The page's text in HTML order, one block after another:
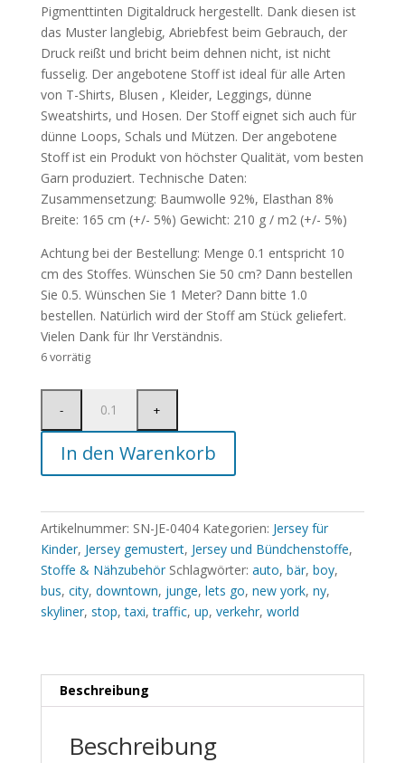
Pigmenttinten Digitaldruck hergestellt. Dank diesen ist
das Muster langlebig, Abriebfest beim Gebrauch, der
Druck reißt und bricht beim dehnen nicht, ist nicht
fusselig. Der angebotene Stoff ist ideal für alle Arten
von T-Shirts, Blusen , Kleider, Leggings, dünne
Sweatshirts, und Hosen. Der Stoff eignet sich auch für
dünne Loops, Schals und Mützen. Der angebotene
Stoff ist ein Produkt von höchster Qualität, vom besten
Garn produziert. Technische Daten:
Zusammensetzung: Baumwolle 92%, Elasthan 8%
Breite: 165 cm (+/- 5%) Gewicht: 210 g / m2 (+/- 5%)
Achtung bei der Bestellung: Menge 0.1 entspricht 10
cm des Stoffes. Wünschen Sie 50 cm? Dann bestellen
Sie 0.5. Wünschen Sie 1 Meter? Dann bitte 1.0
bestellen. Natürlich wird der Stoff am Stück geliefert.
Vielen Dank für Ihr Verständnis.
6 vorrätig
In den Warenkorb
Artikelnummer: SN-JE-0404 Kategorien: Jersey für
Kinder, Jersey gemustert, Jersey und Bündchenstoffe,
Stoffe & Nähzubehör Schlagwörter: auto, bär, boy,
bus, city, downtown, junge, lets go, new york, ny,
skyliner, stop,taxi,traffic, up, verkehr, world
Beschreibung
Beschreibung